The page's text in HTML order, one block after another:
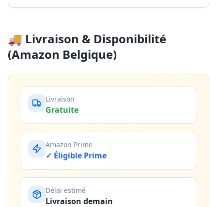
🚚 Livraison & Disponibilité
(Amazon Belgique)
Livraison
Gratuite
Amazon Prime
✓ Éligible Prime
Délai estimé
Livraison demain